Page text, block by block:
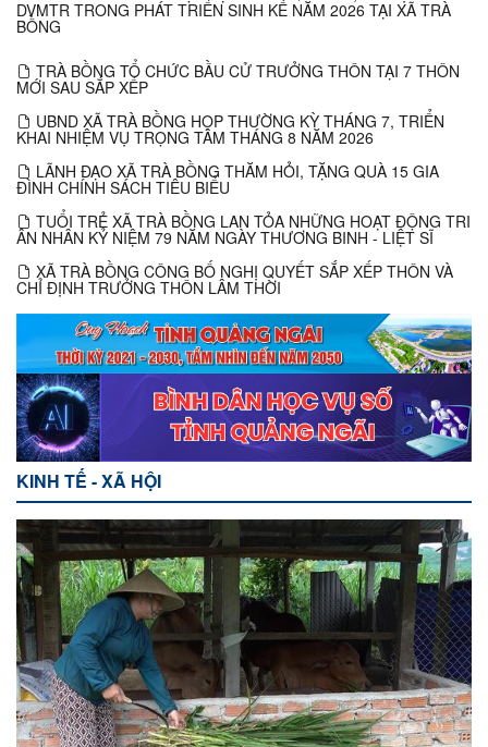
DVMTR TRONG PHÁT TRIỂN SINH KẾ NĂM 2026 TẠI XÃ TRÀ
BỒNG
TRÀ BỒNG TỔ CHỨC BẦU CỬ TRƯỞNG THÔN TẠI 7 THÔN
MỚI SAU SẮP XẾP
UBND XÃ TRÀ BỒNG HỌP THƯỜNG KỲ THÁNG 7, TRIỂN
KHAI NHIỆM VỤ TRỌNG TÂM THÁNG 8 NĂM 2026
LÃNH ĐẠO XÃ TRÀ BỒNG THĂM HỎI, TẶNG QUÀ 15 GIA
ĐÌNH CHÍNH SÁCH TIÊU BIỂU
TUỔI TRẺ XÃ TRÀ BỒNG LAN TỎA NHỮNG HOẠT ĐỘNG TRI
ÂN NHÂN KỶ NIỆM 79 NĂM NGÀY THƯƠNG BINH - LIỆT SĨ
XÃ TRÀ BỒNG CÔNG BỐ NGHỊ QUYẾT SẮP XẾP THÔN VÀ
CHỈ ĐỊNH TRƯỞNG THÔN LÂM THỜI
KINH TẾ - XÃ HỘI